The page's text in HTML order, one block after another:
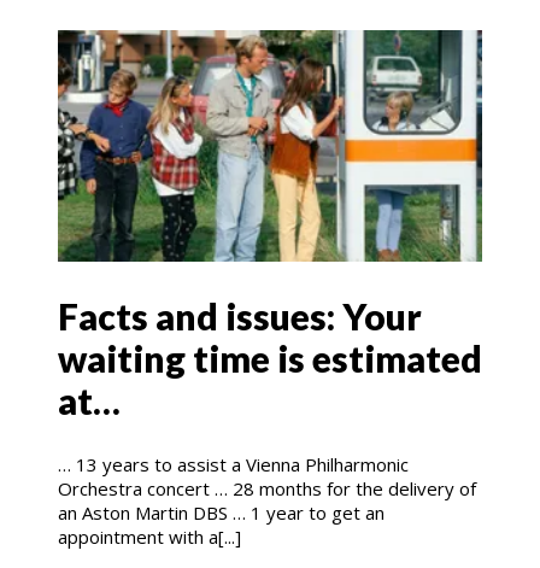
Facts and issues: Your
waiting time is estimated
at…
… 13 years to assist a Vienna Philharmonic
Orchestra concert … 28 months for the delivery of
an Aston Martin DBS … 1 year to get an
appointment with a[...]